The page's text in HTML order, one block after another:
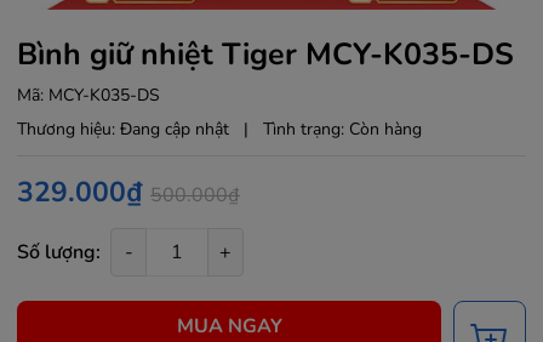
Bình giữ nhiệt Tiger MCY-K035-DS
Mã: MCY-K035-DS
Thương hiệu: Đang cập nhật | Tình trạng: Còn hàng
329.000₫ 500.000₫
Số lượng: - +
MUA NGAY